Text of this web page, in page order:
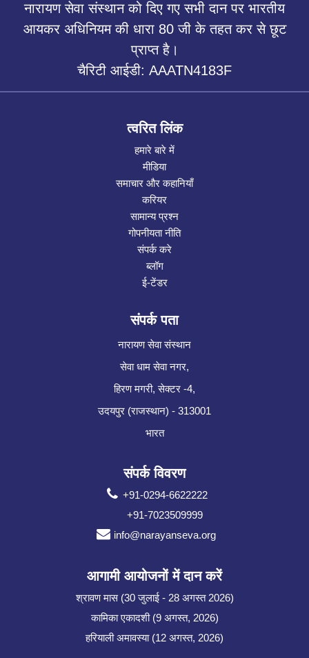
नारायण सेवा संस्थान को दिए गए सभी दान पर भारतीय
आयकर अधिनियम की धारा 80 जी के तहत कर से छूट
प्राप्त है।
चैरिटी आईडी: AAATN4183F
त्वरित लिंक
हमारे बारे में
मीडिया
समाचार और कहानियाँ
करियर
सामान्य प्रश्न
गोपनीयता नीति
संपर्क करे
ब्लॉग
ई-टेंडर
संपर्क पता
नारायण सेवा संस्थान
सेवा धाम सेवा नगर,
हिरण मगरी, सेक्टर -4,
उदयपुर (राजस्थान) - 313001
भारत
संपर्क विवरण
+91-0294-6622222
+91-7023509999
info@narayanseva.org
आगामी आयोजनों में दान करें
श्रावण मास (30 जुलाई - 28 अगस्त 2026)
कामिका एकादशी (9 अगस्त, 2026)
हरियाली अमावस्या (12 अगस्त, 2026)